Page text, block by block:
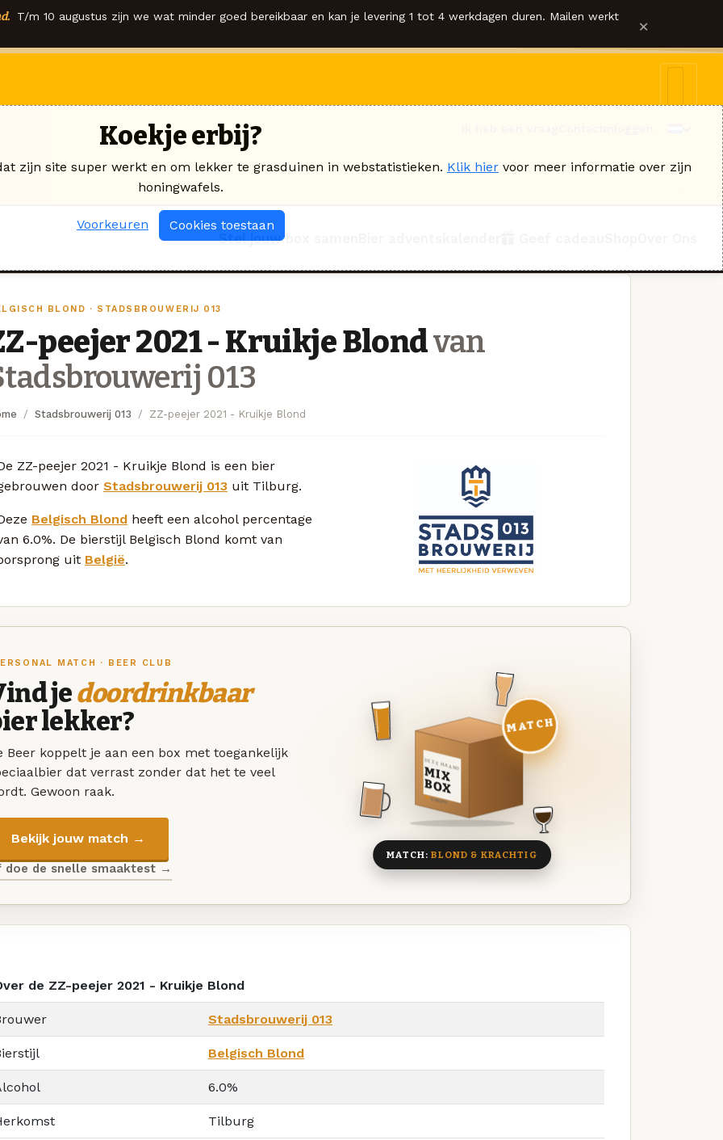
T/m 10 augustus zijn we wat minder goed bereikbaar en kan je levering 1 tot 4 werkdagen duren. Mailen werkt ×
Stel jouw box samen
BLOND · STADSBROUWERIJ 013
peejer 2021 - Kruikje Blondvan
013
Stadsbrouwerij 013 ZZ-peejer 2021 - Kruikje Blond
ZZ-peejer 2021 - Kruikje Blond is een bier
door Stadsbrouwerij 013 uit Tilburg.
Belgisch Blond heeft een alcohol percentage
6.0%. De bierstijl Belgisch Blond komt van
uit België.
MATCH · BEER CLUB
jedoordrinkbaar
lekker?
Beer koppelt je aan een box met toegankelijk
dat verrast zonder dat het te veel
Gewoon raak.
Bekijk jouw match →
doe de snelle smaaktest →
DEZE MAAND
MIX
BOX
8 BIEREN
MATCH
MATCH:BLOND & KRACHTIG
de ZZ-peejer 2021 - Kruikje Blond
Stadsbrouwerij 013
Belgisch Blond
6.0%
Tilburg
Koekje erbij?
zijn site super werkt en om lekker te grasduinen in webstatistieken. Klik hier voor meer informatie over zijn
honingwafels.
Voorkeuren Cookies toestaan